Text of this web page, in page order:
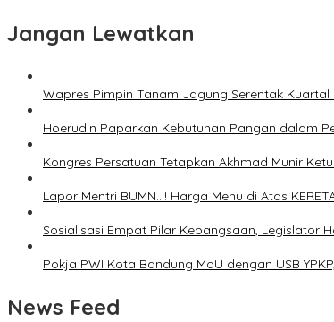
Jangan Lewatkan
Wapres Pimpin Tanam Jagung Serentak
Hoerudin Paparkan Kebutuhan Pangan dalam
Kongres Persatuan Tetapkan Akhmad Munir
Lapor Mentri BUMN..!! Harga Menu di Atas
Sosialisasi Empat Pilar Kebangsaan, Legislator
Pokja PWI Kota Bandung MoU dengan USB
News Feed